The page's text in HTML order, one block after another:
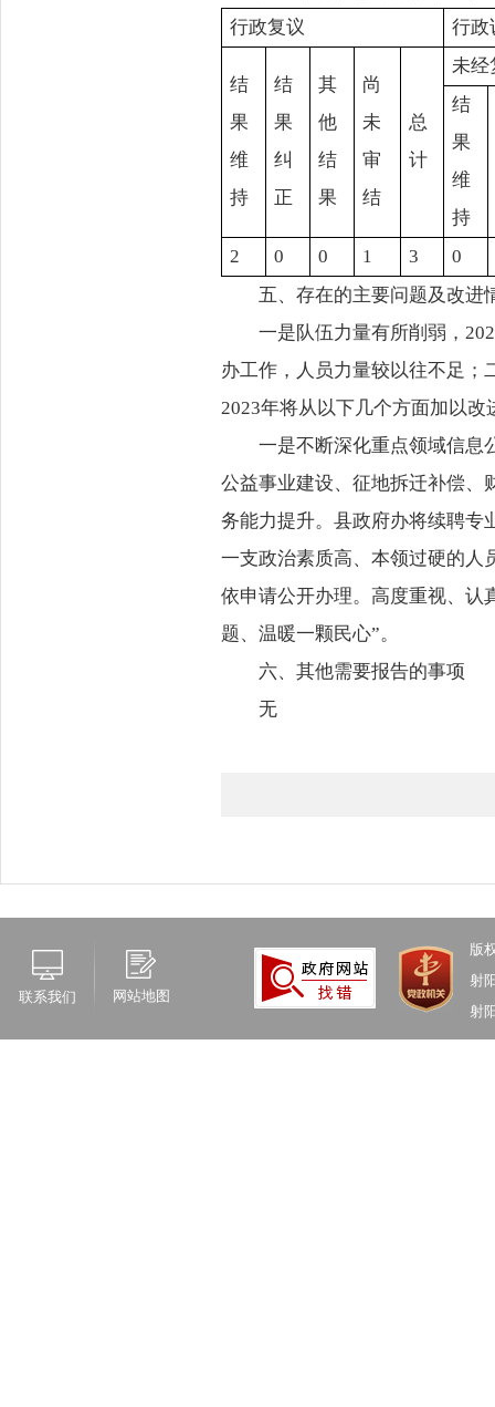
行政复议
行政
结
果
维
持
结
果
纠
正
其
他
结
果
尚
未
审
结
总
计
未经
结
果
维
持
2
0 0 1 3
0
五、存在的主要问题及改进
一是队伍力量有所削弱，
办工作，人员力量较以往不足；
2023年将从以下几个方面加以改
一是不断深化重点领域信息
公益事业建设、征地拆迁补偿、
务能力提升。县政府办将续聘专
一支政治素质高、本领过硬的人
依申请公开办理。高度重视、认
题、温暖一颗民心”。
六、其他需要报告的事项
无
联系我们 网站地图
版
射
射